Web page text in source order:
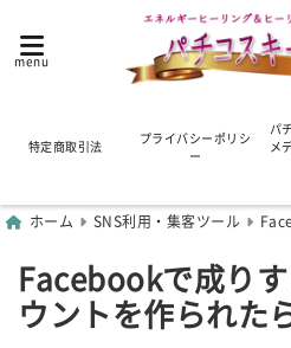
menu
特定商取引法
プライバシーポリシ
ー
パ
メ
ホーム SNS利用・集客ツール
Facebookで成り
ウントを作られた